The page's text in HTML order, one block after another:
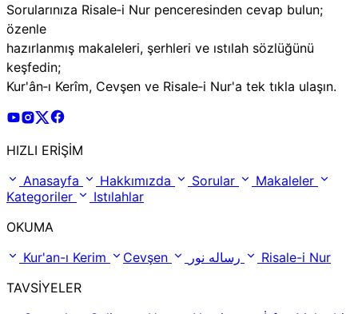
Sorularınıza Risale‑i Nur penceresinden cevap bulun;
özenle
hazırlanmış makaleleri, şerhleri ve ıstılah sözlüğünü
keşfedin;
Kur'ân‑ı Kerîm, Cevşen ve Risale‑i Nur'a tek tıkla ulaşın.
Risale Online Youtube Hesabı
Risale Online Instagram Hesabı
Risale Online X Hesabı
HIZLI ERİŞİM
Anasayfa
Hakkımızda Sorular
Makaleler
Kategoriler
Istılahlar
OKUMA
Kur'an-ı Kerim
Cevşen
Risale-i Nur
TAVSİYELER